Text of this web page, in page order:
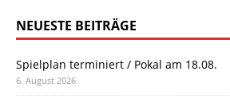
NEUESTE BEITRÄGE
Spielplan terminiert / Pokal am 18.08.
6. August 2026